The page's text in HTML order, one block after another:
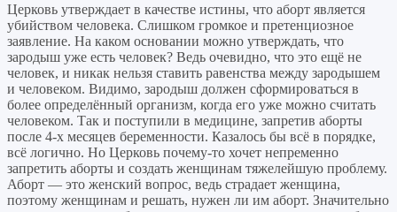
Церковь утверждает в качестве истины, что аборт является
убийством человека. Слишком громкое и претенциозное
заявление. На каком основании можно утверждать, что
зародыш уже есть человек? Ведь очевидно, что это ещё не
человек, и никак нельзя ставить равенства между зародышем
и человеком. Видимо, зародыш должен сформироваться в
более определённый организм, когда его уже можно считать
человеком. Так и поступили в медицине, запретив аборты
после 4-х месяцев беременности. Казалось бы всё в порядке,
всё логично. Но Церковь почему-то хочет непременно
запретить аборты и создать женщинам тяжелейшую проблему.
Аборт — это женский вопрос, ведь страдает женщина,
поэтому женщинам и решать, нужен ли им аборт. Значительно